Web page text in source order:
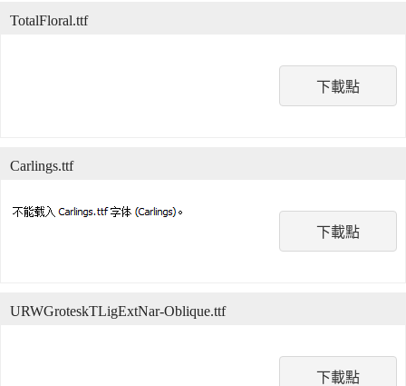
下載點
TotalFloral.ttf
下載點
Carlings.ttf
下載點
URWGroteskTLigExtNar-Oblique.ttf